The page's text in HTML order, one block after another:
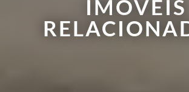
IMÓVEIS